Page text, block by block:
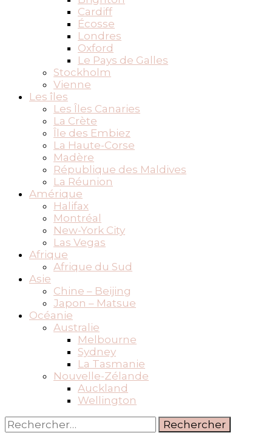
Cardiff
Écosse
Londres
Oxford
Le Pays de Galles
Stockholm
Vienne
Les îles
Les Îles Canaries
La Crète
Île des Embiez
La Haute-Corse
Madère
République des Maldives
La Réunion
Amérique
Halifax
Montréal
New-York City
Las Vegas
Afrique
Afrique du Sud
Asie
Chine – Beijing
Japon – Matsue
Océanie
Australie
Melbourne
Sydney
La Tasmanie
Nouvelle-Zélande
Auckland
Wellington
Rechercher :